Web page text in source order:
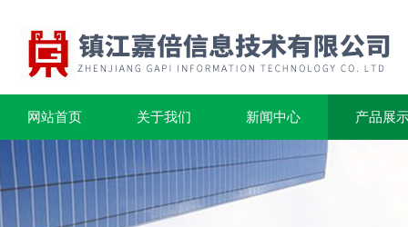
网站首页 关于我们 新闻中心 产品展